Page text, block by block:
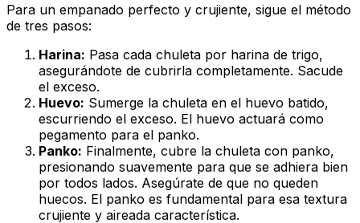
Para un empanado perfecto y crujiente, sigue el método
de tres pasos:
Harina: Pasa cada chuleta por harina de trigo,
asegurándote de cubrirla completamente. Sacude
el exceso.
Huevo: Sumerge la chuleta en el huevo batido,
escurriendo el exceso. El huevo actuará como
pegamento para el panko.
Panko: Finalmente, cubre la chuleta con panko,
presionando suavemente para que se adhiera bien
por todos lados. Asegúrate de que no queden
huecos. El panko es fundamental para esa textura
crujiente y aireada característica.